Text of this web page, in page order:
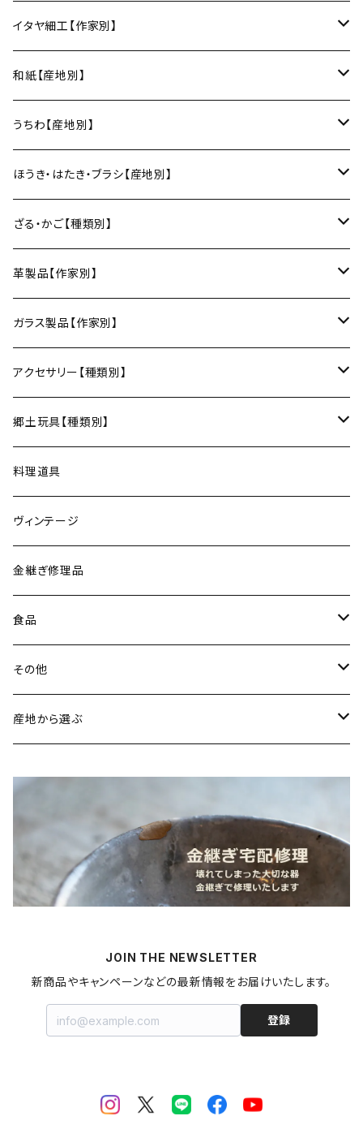
フリーカップ
ぐい呑み・盃
徳利
蓋物・キャニスター
そば猪口
箸・カトラリー
箸
箸置き
菓子切
土鍋
鍋敷き・コースター
鍋敷き
ポットマット
LUC DE BOECK（京都）
小山研一（京都）
中村譲司（京都）
俊彦窯（丹波焼／兵庫）
Fuji窯（備前焼／岡山）
仁堂窯 大森宏明（備前焼／岡山）
梅山窯（砥部焼／愛媛）
宗像窯（会津本郷焼／福島）
松永窯（大堀相馬焼／福島）
黒照 クロテラス（大堀相馬焼／福島）
唐木田窯（松代焼／長野）
古谷製陶所（信楽焼／滋賀）
山内卓夫（信楽焼／滋賀）
常陸窯いそべ陶苑（笠間焼／茨城）
ブックカバー
KOMOREBI
朝焼け
藍染屋ほうね（藍染／静岡）
京都のれん（風呂敷／京都）
小風呂敷（約50cm角）
2巾風呂敷（約70cm角）
Sugee textile（国産手ぬぐい）
向井詩織（ブロックプリント／インド）
リング
ブレスレット
深江菅細工（大阪）
イタヤ細工【作家別】
角館イタヤ工芸（秋田）
民芸イタヤ工房（秋田）
和紙【産地別】
出雲民藝紙（島根）
多羅富來和紙（愛媛）
八尾和紙（富山）
美濃和紙（岐阜）
うちわ【産地別】
房州うちわ（千葉）
水うちわ（岐阜）
ほうき・はたき・ブラシ【産地別】
松本箒（長野）
棕櫚箒（和歌山）
和箒（栃木）
和箒（群馬）
ざる・かご【種類別】
盆ざる
かご
革製品【作家別】
Therese（奈良）
ガラス製品【作家別】
Taiga Glass（群馬）
アクセサリー【種類別】
ネックレス
ブレスレット
リング
イヤリング・ピアス
ヘアアクセサリー
スカーフリング
ストラップ
郷土玩具【種類別】
会津張り子（福島）
料理道具
ヴィンテージ
金継ぎ修理品
食品
魚介類
鯛
野菜
梅干し
麺類
パスタ
その他
書籍・雑誌
蜜蝋ワックス
アロマストーン
拭き漆キット
産地から選ぶ
青森県
JOIN THE NEWSLETTER
新商品やキャンペーンなどの最新情報をお届けいたします。
登録